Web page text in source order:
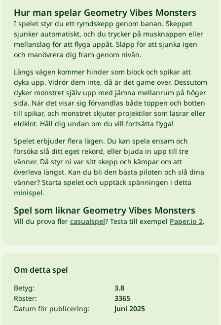
Hur man spelar Geometry Vibes Monsters
I spelet styr du ett rymdskepp genom banan. Skeppet
sjunker automatiskt, och du trycker på musknappen eller
mellanslag för att flyga uppåt. Släpp för att sjunka igen
och manövrera dig fram genom nivån.
Längs vägen kommer hinder som block och spikar att
dyka upp. Vidrör dem inte, då är det game over. Dessutom
dyker monstret själv upp med jämna mellanrum på höger
sida. När det visar sig förvandlas både toppen och botten
till spikar, och monstret skjuter projektiler som lasrar eller
eldklot. Håll dig undan om du vill fortsätta flyga!
Spelet erbjuder flera lägen. Du kan spela ensam och
försöka slå ditt eget rekord, eller bjuda in upp till tre
vänner. Då styr ni var sitt skepp och kämpar om att
överleva längst. Kan du bli den bästa piloten och slå dina
vänner? Starta spelet och upptäck spänningen i detta
minispel.
Spel som liknar Geometry Vibes Monsters
Vill du prova fler casualspel? Testa till exempel Paper.io 2.
Om detta spel
Betyg:
3.8
Röster:
3365
Datum för publicering:
Juni 2025